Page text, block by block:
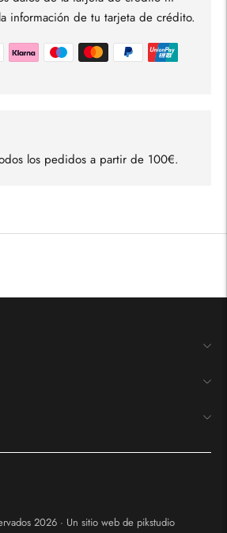
información de tu tarjeta de crédito.
los pedidos a partir de 100€.
2026 · Un sitio web de pikstudio